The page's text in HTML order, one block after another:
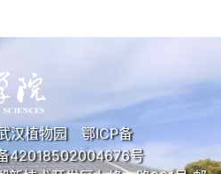
汉植物园 鄂ICP备
42018502004676号